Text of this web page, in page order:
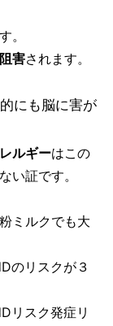
。
害されます。
にも脳に害が
ルギーはこの
い証です。
ミルクでも大
のリスクが３
リスク発症リ